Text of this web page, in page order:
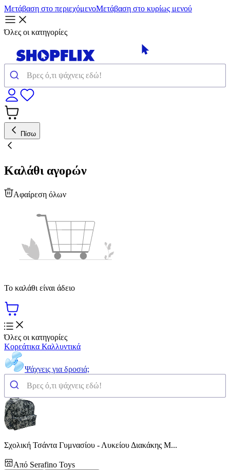
Μετάβαση στο περιεχόμενοΜετάβαση στο κυρίως μενού
Όλες οι κατηγορίες
Πίσω
Καλάθι αγορών
Αφαίρεση όλων
Το καλάθι είναι άδειο
Όλες οι κατηγορίες
Κορεάτικα Καλλυντικά
Ψάχνεις για δροσιά;
Σχολική Τσάντα Γυμνασίου - Λυκείου Διακάκης M...
Από Serafino Toys